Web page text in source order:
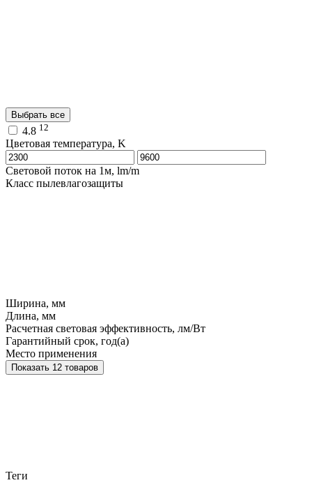
Выбрать все
4.8 12
Цветовая температура, K
Световой поток на 1м, lm/m
Класс пылевлагозащиты
Ширина, мм
Длина, мм
Расчетная световая эффективность, лм/Вт
Гарантийный срок, год(а)
Место применения
Показать 12 товаров
Теги